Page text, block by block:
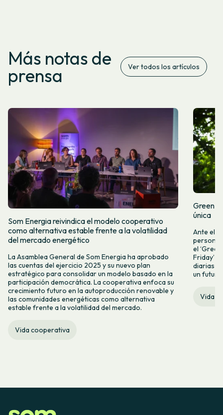
Más notas de
prensa Ver todos los artículos
Som Energia reivindica el modelo cooperativo
como alternativa estable frente a la volatilidad
del mercado energético
La Asamblea General de Som Energia ha aprobado
las cuentas del ejercicio 2025 y su nuevo plan
estratégico para consolidar un modelo basado en la
participación democrática. La cooperativa enfoca su
crecimiento futuro en la autoproducción renovable y
las comunidades energéticas como alternativa
estable frente a la volatilidad del mercado.
Vida cooperativa
Green
única
Ante el
el
Friday’
diarias y
un
Vida